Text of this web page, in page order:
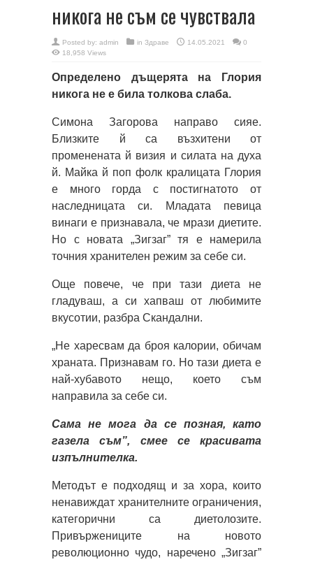
никога не съм се чувствала
Posted by: admin in Здраве 14.05.2021
0
18,958 Views
Определено дъщерята на Глория
никога не е била толкова слаба.
Симона Загорова направо сияе.
Близките й са възхитени от
променената й визия и силата на духа
й. Майка й поп фолк кралицата Глория
е много горда с постигнатото от
наследницата си. Младата певица
винаги е признавала, че мрази диетите.
Но с новата „Зигзаг” тя е намерила
точния хранителен режим за себе си.
Още повече, че при тази диета не
гладуваш, а си хапваш от любимите
вкусотии, разбра Скандални.
„Не харесвам да броя калории, обичам
храната. Признавам го. Но тази диета е
най-хубавото нещо, което съм
направила за себе си.
Сама не мога да се позная, като
газела съм”, смее се красивата
изпълнителка.
Методът е подходящ и за хора, които
ненавиждат хранителните ограничения,
категорични са диетолозите.
Привържениците на новото
революционно чудо, наречено „Зигзаг”